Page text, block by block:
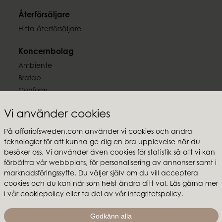
Vi använder cookies
På affariofsweden.com använder vi cookies och andra
teknologier för att kunna ge dig en bra upplevelse när du
besöker oss. Vi använder även cookies för statistik så att vi kan
förbättra vår webbplats, för personalisering av annonser samt i
marknadsföringssyfte. Du väljer själv om du vill acceptera
cookies och du kan när som helst ändra ditt val. Läs gärna mer
i vår cookiepolicyeller ta del av vår integritetspolicy.
Godkänn alla
EAN-kod
7332793128214
Återförsäljare
Hitta återförsäljare
Koncernbolag
Ambiente
Brafab
Conform
MTI
Följ oss
Affari of Sweden
Om oss